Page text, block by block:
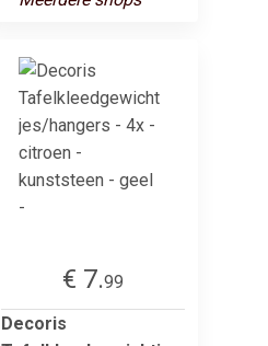
€ 7.99
Decoris